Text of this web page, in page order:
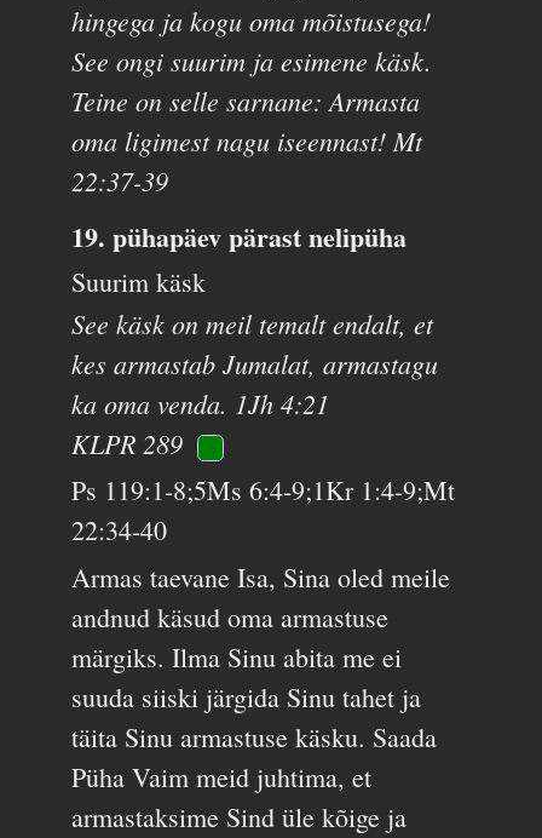
hingega ja kogu oma mõistusega!
See ongi suurim ja esimene käsk.
Teine on selle sarnane: Armasta
oma ligimest nagu iseennast! Mt
22:37-39
19. pühapäev pärast nelipüha
Suurim käsk
See käsk on meil temalt endalt, et
kes armastab Jumalat, armastagu
ka oma venda. 1Jh 4:21
KLPR 289
Ps 119:1-8;5Ms 6:4-9;1Kr 1:4-9;Mt
22:34-40
Armas taevane Isa, Sina oled meile
andnud käsud oma armastuse
märgiks. Ilma Sinu abita me ei
suuda siiski järgida Sinu tahet ja
täita Sinu armastuse käsku. Saada
Püha Vaim meid juhtima, et
armastaksime Sind üle kõige ja